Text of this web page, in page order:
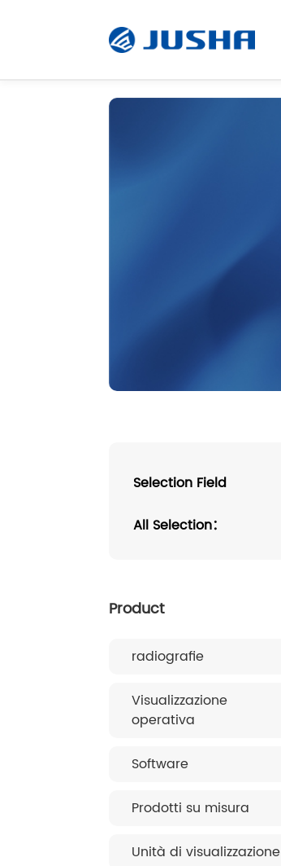
Selection Field
All Selection：
Product
radiografie
Visualizzazione
operativa
Software
Prodotti su misura
Unità di visualizzazione